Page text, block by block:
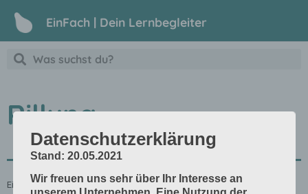
EinFach | Dein Lernbegleiter
Rillung
Eingedrückte Linie, an der man das Material gut falten kann.
Datenschutzerklärung
Stand: 20.05.2021
Wir freuen uns sehr über Ihr Interesse an